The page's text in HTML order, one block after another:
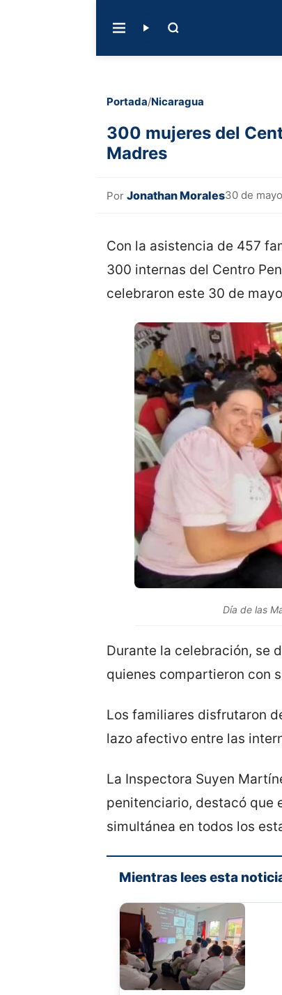
Portada/Nicaragua
300 mujeres del
Madres
Por Jonathan Morales30 de
Con la asistencia de 457
300 internas del Centro
celebraron este 30 de
Día de las
Durante la celebración, se
quienes compartieron con
Los familiares disfrutaron
lazo afectivo entre las
La Inspectora Suyen
penitenciario, destacó que
simultánea en todos los
Mientras lees esta